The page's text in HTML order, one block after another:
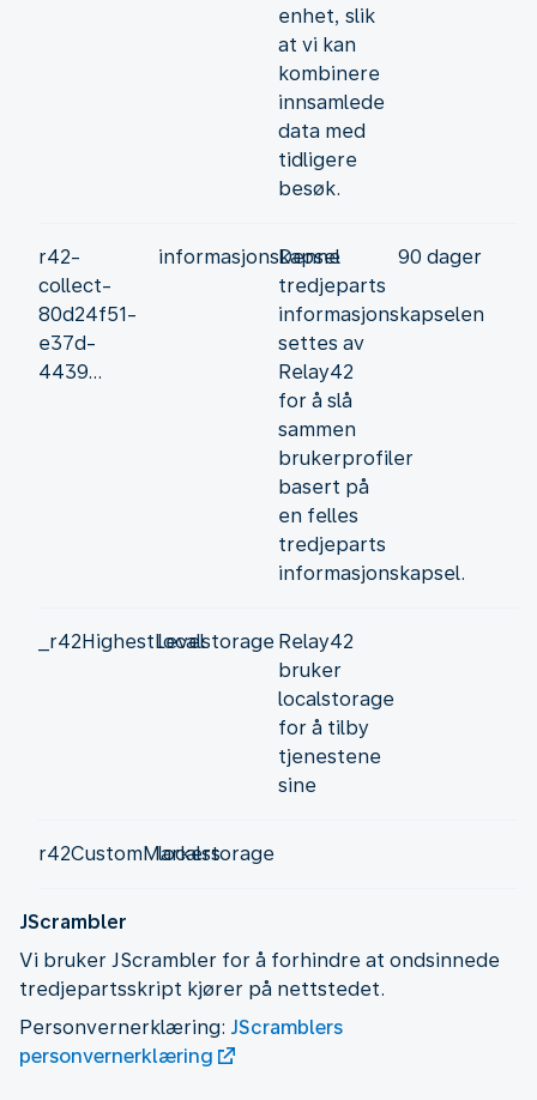
enhet, slik
at vi kan
kombinere
innsamlede
data med
tidligere
besøk.
r42-
collect-
80d24f51-
e37d-
4439...
informasjonskapsel
Denne
tredjeparts
informasjonskapselen
settes av
Relay42
for å slå
sammen
brukerprofiler
basert på
en felles
tredjeparts
informasjonskapsel.
90 dager
_r42HighestLevellocalstorage Relay42
bruker
localstorage
for å tilby
tjenestene
sine
r42CustomMarkers
localstorage
JScrambler
Vi bruker JScrambler for å forhindre at ondsinnede
tredjepartsskript kjører på nettstedet.
Personvernerklæring: JScramblers
personvernerklæring